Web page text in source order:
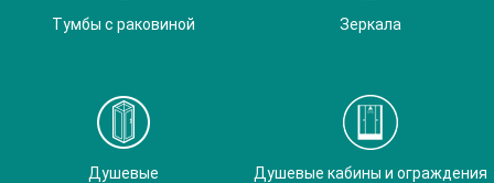
Тумбы с раковиной Зеркала
Душевые
Душевые кабины и ограждения